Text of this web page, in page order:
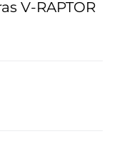
V-RAPTOR